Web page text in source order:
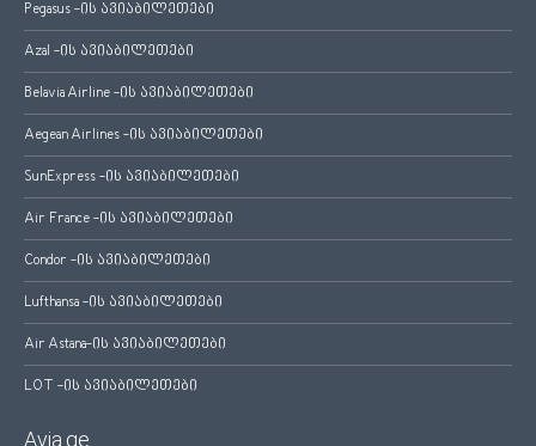
Pegasus -ის ავიაბილეთები
Azal -ის ავიაბილეთები
Belavia Airline -ის ავიაბილეთები
Aegean Airlines -ის ავიაბილეთები
SunExpress -ის ავიაბილეთები
Air France -ის ავიაბილეთები
Condor -ის ავიაბილეთები
Lufthansa -ის ავიაბილეთები
Air Astana-ის ავიაბილეთები
LOT -ის ავიაბილეთები
Avia.ge